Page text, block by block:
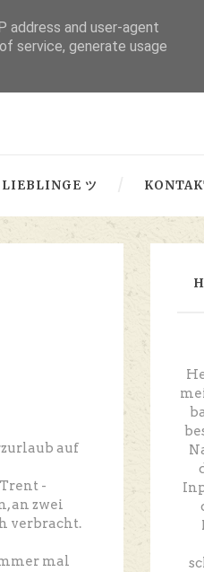
LIEBLINGE ツ
auf
-
an zwei
verbracht.
mal
address and user-agent
service, generate usage